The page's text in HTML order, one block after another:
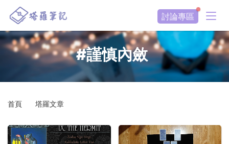
討論專區
#謹慎內斂
首頁 塔羅文章